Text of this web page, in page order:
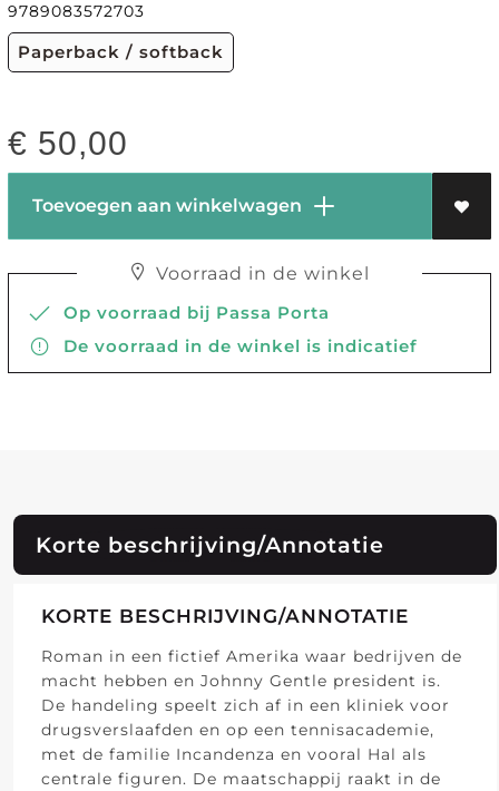
9789083572703
Paperback / softback
€ 50,00
Toevoegen aan winkelwagen
Voorraad in de winkel
Op voorraad bij Passa Porta
De voorraad in de winkel is indicatief
Korte beschrijving/Annotatie
KORTE BESCHRIJVING/ANNOTATIE
Roman in een fictief Amerika waar bedrijven de
macht hebben en Johnny Gentle president is.
De handeling speelt zich af in een kliniek voor
drugsverslaafden en op een tennisacademie,
met de familie Incandenza en vooral Hal als
centrale figuren. De maatschappij raakt in de